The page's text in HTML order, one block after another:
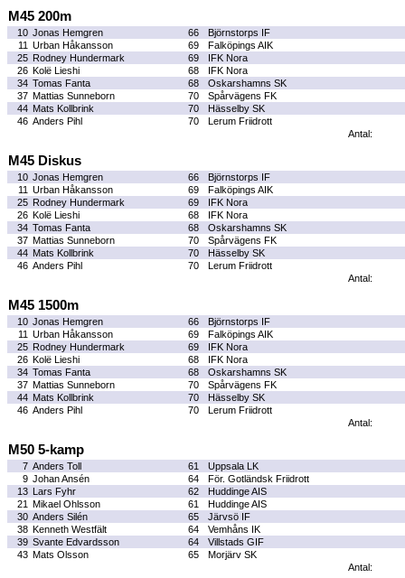
M45 200m
10 Jonas Hemgren 66
Björnstorps IF
11 Urban Håkansson 69
Falköpings AIK
25 Rodney Hundermark 69
IFK Nora
26 Kolë Lieshi 68
IFK Nora
34 Tomas Fanta 68
Oskarshamns SK
37 Mattias Sunneborn 70
Spårvägens FK
44 Mats Kollbrink 70
Hässelby SK
46 Anders Pihl 70
Lerum Friidrott
Antal:
M45 Diskus
10 Jonas Hemgren 66
Björnstorps IF
11 Urban Håkansson 69
Falköpings AIK
25 Rodney Hundermark 69
IFK Nora
26 Kolë Lieshi 68
IFK Nora
34 Tomas Fanta 68
Oskarshamns SK
37 Mattias Sunneborn 70
Spårvägens FK
44 Mats Kollbrink 70
Hässelby SK
46 Anders Pihl 70
Lerum Friidrott
Antal:
M45 1500m
10 Jonas Hemgren 66
Björnstorps IF
11 Urban Håkansson 69
Falköpings AIK
25 Rodney Hundermark 69
IFK Nora
26 Kolë Lieshi 68
IFK Nora
34 Tomas Fanta 68
Oskarshamns SK
37 Mattias Sunneborn 70
Spårvägens FK
44 Mats Kollbrink 70
Hässelby SK
46 Anders Pihl 70
Lerum Friidrott
Antal:
M50 5-kamp
7 Anders Toll 61
Uppsala LK
9 Johan Ansén 64
För. Gotländsk Friidrott
13 Lars Fyhr 62
Huddinge AIS
21 Mikael Ohlsson 61
Huddinge AIS
30 Anders Silén 65
Järvsö IF
38 Kenneth Westfält 64
Vemhåns IK
39 Svante Edvardsson 64
Villstads GIF
43 Mats Olsson 65
Morjärv SK
Antal: